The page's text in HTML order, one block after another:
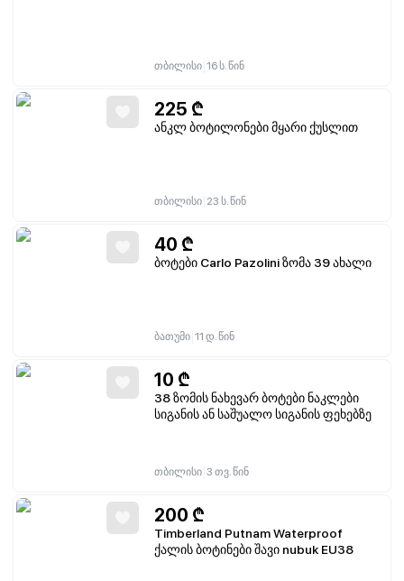
თბილისი 16 ს. წინ
225 ₾
ანკლ ბოტილონები მყარი ქუსლით
თბილისი 23 ს. წინ
40 ₾
ბოტები Carlo Pazolini ზომა 39 ახალი
ბათუმი 11 დ. წინ
10 ₾
38 ზომის ნახევარ ბოტები ნაკლები
სიგანის ან საშუალო სიგანის ფეხებზე
თბილისი 3 თვ. წინ
200 ₾
Timberland Putnam Waterproof
ქალის ბოტინები შავი nubuk EU38